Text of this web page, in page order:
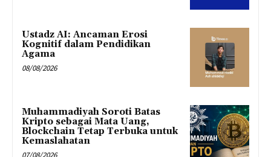
Ustadz AI: Ancaman Erosi
Kognitif dalam Pendidikan
Agama
08/08/2026
Muhammadiyah Soroti Batas
Kripto sebagai Mata Uang,
Blockchain Tetap Terbuka untuk
Kemaslahatan
07/08/2026